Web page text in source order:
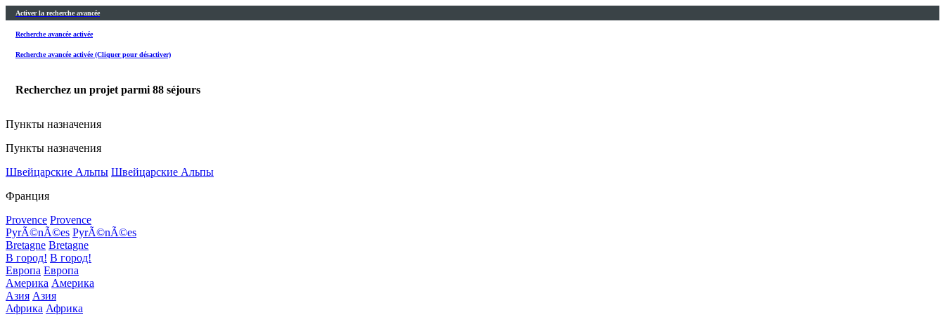
Activer la recherche avancée
Recherche avancée activée
Recherche avancée activée (Cliquer pour désactiver)
Recherchez un projet parmi 88 séjours
Пункты назначения
Пункты назначения
Швейцарские Альпы Швейцарские Альпы
Франция
Provence Provence
PyrÃ©nÃ©es PyrÃ©nÃ©es
Bretagne Bretagne
В город! В город!
Европа Европа
Америка Америка
Азия Азия
Африка Африка